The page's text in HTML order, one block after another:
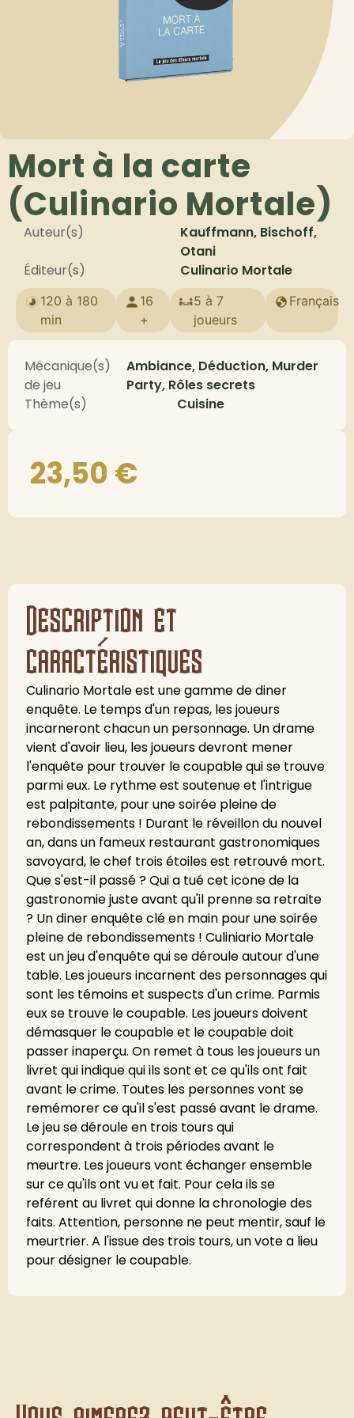
Mort à la carte
(Culinario Mortale)
Auteur(s)
Kauffmann, Bischoff,
Otani
Éditeur(s)
Culinario Mortale
120 à 180
min
16
+
5 à 7
joueurs
Français
Mécanique(s)
de jeu
Ambiance, Déduction, Murder
Party, Rôles secrets
Thème(s)
Cuisine
23,50€
Description et
caractéristiques
Culinario Mortale est une gamme de diner
enquête. Le temps d'un repas, les joueurs
incarneront chacun un personnage. Un drame
vient d'avoir lieu, les joueurs devront mener
l'enquête pour trouver le coupable qui se trouve
parmi eux. Le rythme est soutenue et l'intrigue
est palpitante, pour une soirée pleine de
rebondissements ! Durant le réveillon du nouvel
an, dans un fameux restaurant gastronomiques
savoyard, le chef trois étoiles est retrouvé mort.
Que s'est-il passé ? Qui a tué cet icone de la
gastronomie juste avant qu'il prenne sa retraite
? Un diner enquête clé en main pour une soirée
pleine de rebondissements ! Culiniario Mortale
est un jeu d'enquête qui se déroule autour d'une
table. Les joueurs incarnent des personnages qui
sont les témoins et suspects d'un crime. Parmis
eux se trouve le coupable. Les joueurs doivent
démasquer le coupable et le coupable doit
passer inaperçu. On remet à tous les joueurs un
livret qui indique qui ils sont et ce qu'ils ont fait
avant le crime. Toutes les personnes vont se
remémorer ce qu'il s'est passé avant le drame.
Le jeu se déroule en trois tours qui
correspondent à trois périodes avant le
meurtre. Les joueurs vont échanger ensemble
sur ce qu'ils ont vu et fait. Pour cela ils se
reférent au livret qui donne la chronologie des
faits. Attention, personne ne peut mentir, sauf le
meurtrier. A l'issue des trois tours, un vote a lieu
pour désigner le coupable.